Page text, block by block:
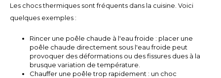
KRW
Les chocs thermiques sont fréquents dans la cuisine. Voici
quelques exemples :
Rincer une poêle chaude à l'eau froide : placer une
poêle chaude directement sous l'eau froide peut
provoquer des déformations ou des fissures dues à la
brusque variation de température.
Chauffer une poêle trop rapidement : un choc